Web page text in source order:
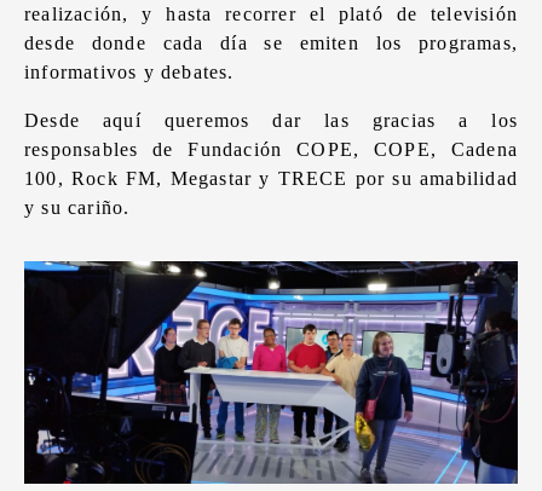
realización, y hasta recorrer el plató de televisión
desde donde cada día se emiten los programas,
informativos y debates.
Desde aquí queremos dar las gracias a los
responsables de Fundación COPE, COPE, Cadena
100, Rock FM, Megastar y TRECE por su amabilidad
y su cariño.